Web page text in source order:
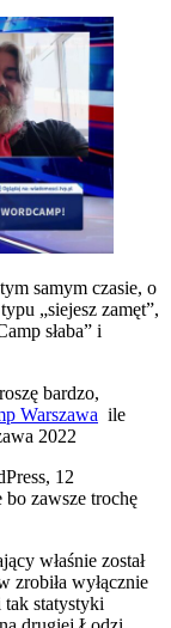
samym czasie, o
„siejesz zamęt”,
słaba” i
bardzo,
Warszawa ile
2022
12
zawsze trochę
właśnie został
zrobiła wyłącznie
tak statystyki